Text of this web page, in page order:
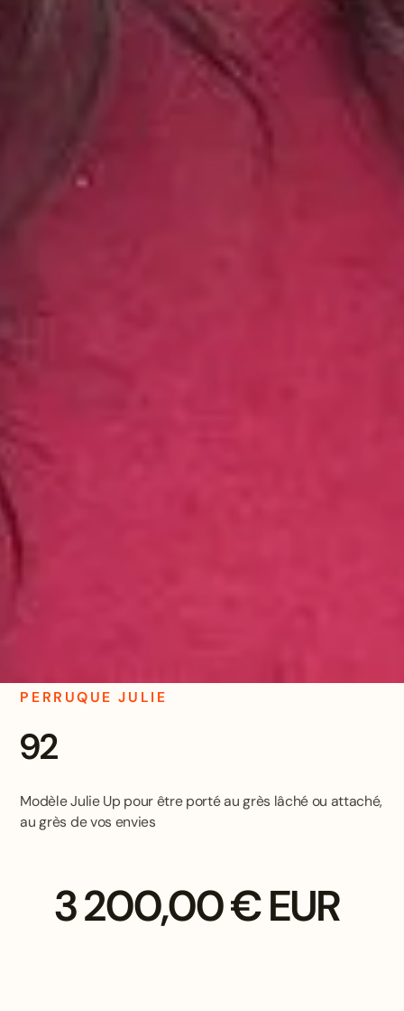
PERRUQUE JULIE
92
Modèle Julie Up pour être porté au grès lâché ou attaché,
au grès de vos envies
3 200,00 € EUR